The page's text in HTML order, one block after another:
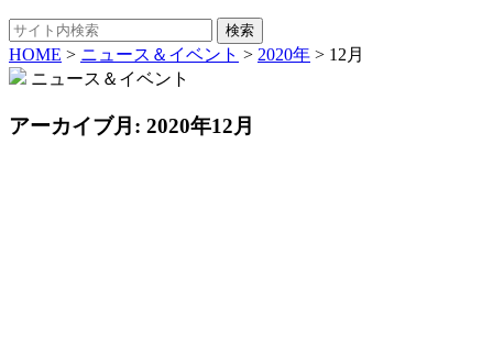
HOME > ニュース＆イベント > 2020年 > 12月
ニュース＆イベント
アーカイブ月: 2020年12月